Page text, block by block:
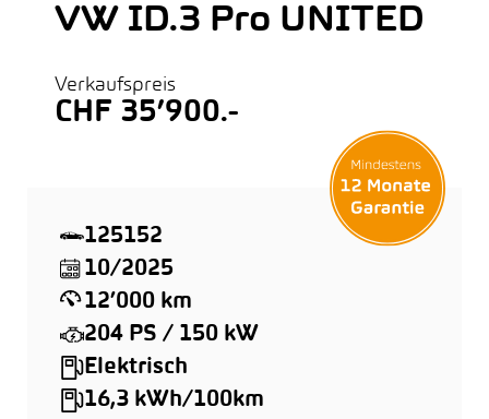
VW ID.3 Pro UNITED
Verkaufspreis
CHF 35’900.-
125152
10/2025
12’000 km
204 PS / 150 kW
Elektrisch
16,3 kWh/100km